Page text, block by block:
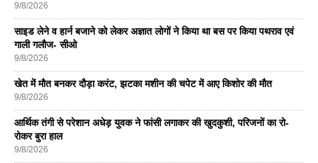
9/8/2026
साइड लेने व हार्न बजाने को लेकर अज्ञात लोगों ने किया था बस पर किया पथराव एवं
गाली गलौज- सीओ
9/8/2026
खेत में मौत बनकर दौड़ा करंट, झटका मशीन की चपेट में आए किशोर की मौत
9/8/2026
आर्थिक तंगी से परेशान अधेड़ युवक ने फांसी लगाकर की खुदकुशी, परिजनों का रो-
रोकर बुरा हाल
9/8/2026